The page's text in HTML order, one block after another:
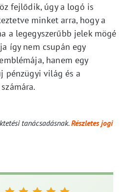
fejlődik, úgy a logó is
minket arra, hogy a
a legegyszerűbb jelek mögé
így nem csupán egy
hanem egy
pénzügyi világ és a
tanácsadásnak.Részletes jogi